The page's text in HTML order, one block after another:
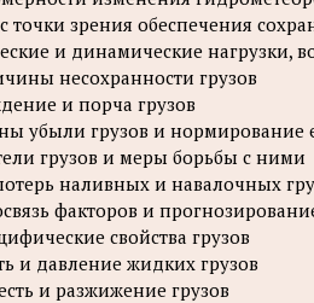
точки зрения обеспечения
и динамические нагрузки,
несохранности грузов
и порча грузов
убыли грузов и нормирование
грузов и меры борьбы с ними
наливных и навалочных
факторов и
свойства грузов
и давление жидких грузов
и разжижение грузов